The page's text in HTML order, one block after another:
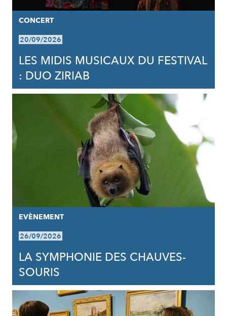
CONCERT
20/09/2026
LES MIDIS MUSICAUX DU FESTIVAL
: DUO ZIRIAB
EVÈNEMENT
26/09/2026
LA SYMPHONIE DES CHAUVES-
SOURIS